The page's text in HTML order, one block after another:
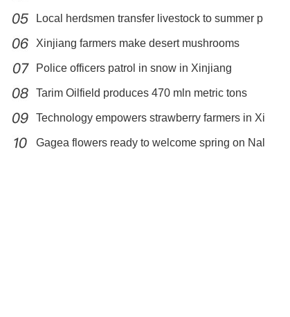
新疆兵团昆玉市 沙海中的“世外桃源”
Local herdsmen transfer livestock to summer p
Xinjiang farmers make desert mushrooms
bloom
Police officers patrol in snow in Xinjiang
Tarim Oilfield produces 470 mln metric tons
Technology empowers strawberry farmers in Xi
Gagea flowers ready to welcome spring on Nal